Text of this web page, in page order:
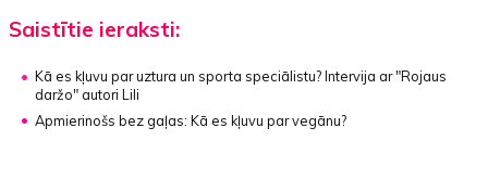
Saistītie ieraksti:
Kā es kļuvu par uztura un sporta speciālistu?Intervija ar "Rojaus
daržo" autori Lili
Apmierinošs bez gaļas: Kā es kļuvu par vegānu?